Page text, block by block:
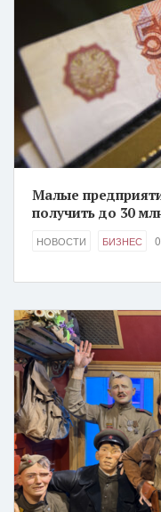
Малые
получить до 30
НОВОСТИ БИЗНЕС